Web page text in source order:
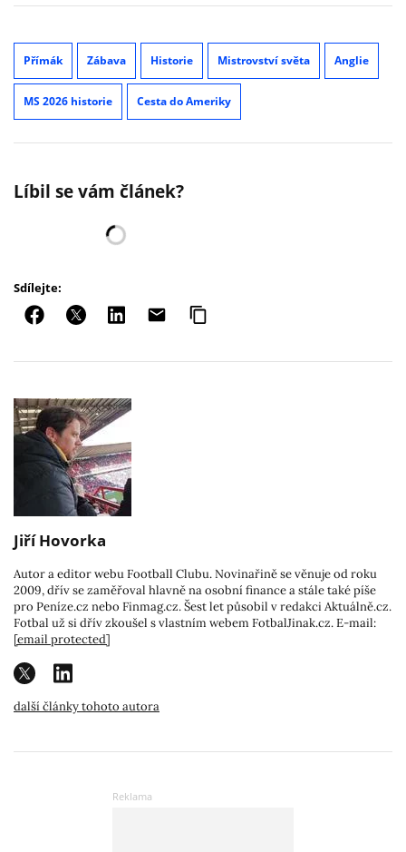
Přímák Zábava Historie Mistrovství světa Anglie
MS 2026 historie Cesta do Ameriky
Líbil se vám článek?
Sdílejte:
Jiří Hovorka
Autor a editor webu Football Clubu. Novinařině se věnuje od roku
2009, dřív se zaměřoval hlavně na osobní finance a stále také píše
pro Peníze.cz nebo Finmag.cz. Šest let působil v redakci Aktuálně.cz.
Fotbal už si dřív zkoušel s vlastním webem FotbalJinak.cz. E-mail:
[email protected]
další články tohoto autora